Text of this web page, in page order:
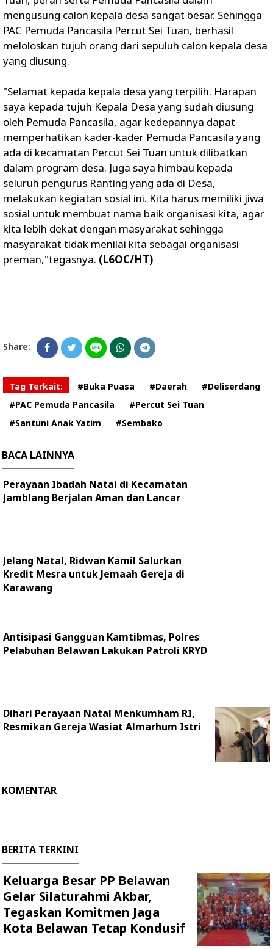
mengusung calon kepala desa sangat besar. Sehingga
PAC Pemuda Pancasila Percut Sei Tuan, berhasil
meloloskan tujuh orang dari sepuluh calon kepala desa
yang diusung.
"Selamat kepada kepala desa yang terpilih. Harapan
saya kepada tujuh Kepala Desa yang sudah diusung
oleh Pemuda Pancasila, agar kedepannya dapat
memperhatikan kader-kader Pemuda Pancasila yang
ada di kecamatan Percut Sei Tuan untuk dilibatkan
dalam program desa. Juga saya himbau kepada
seluruh pengurus Ranting yang ada di Desa,
melakukan kegiatan sosial ini. Kita harus memiliki jiwa
sosial untuk membuat nama baik organisasi kita, agar
kita lebih dekat dengan masyarakat sehingga
masyarakat tidak menilai kita sebagai organisasi
preman,"tegasnya. (L6OC/HT)
Share:
Tag Terkait: #Buka Puasa #Daerah
#Deliserdang
#PAC Pemuda Pancasila
#Percut Sei Tuan
#Santuni Anak Yatim
#Sembako
BACA LAINNYA
Perayaan Ibadah Natal di Kecamatan
Jamblang Berjalan Aman dan Lancar
Jelang Natal, Ridwan Kamil Salurkan
Kredit Mesra untuk Jemaah Gereja di
Karawang
Antisipasi Gangguan Kamtibmas, Polres
Pelabuhan Belawan Lakukan Patroli KRYD
Dihari Perayaan Natal Menkumham RI,
Resmikan Gereja Wasiat Almarhum Istri
KOMENTAR
BERITA TERKINI
Keluarga Besar PP Belawan
Gelar Silaturahmi Akbar,
Tegaskan Komitmen Jaga
Kota Belawan Tetap Kondusif